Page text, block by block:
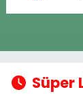
Süper